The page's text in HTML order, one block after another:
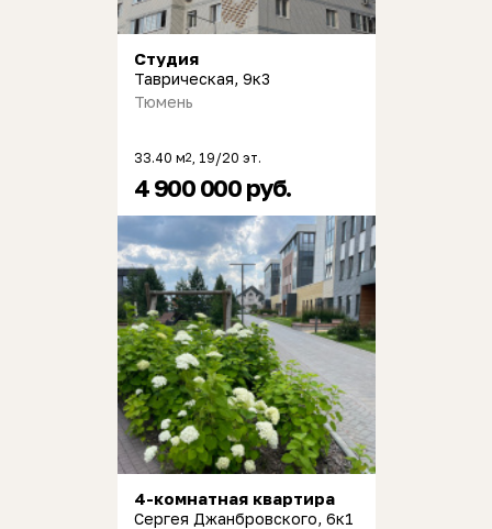
Студия
Таврическая, 9к3
Тюмень
33.40 м2 , 19/20 эт.
4 900 000 руб.
4-комнатная квартира
Сергея Джанбровского, 6к1